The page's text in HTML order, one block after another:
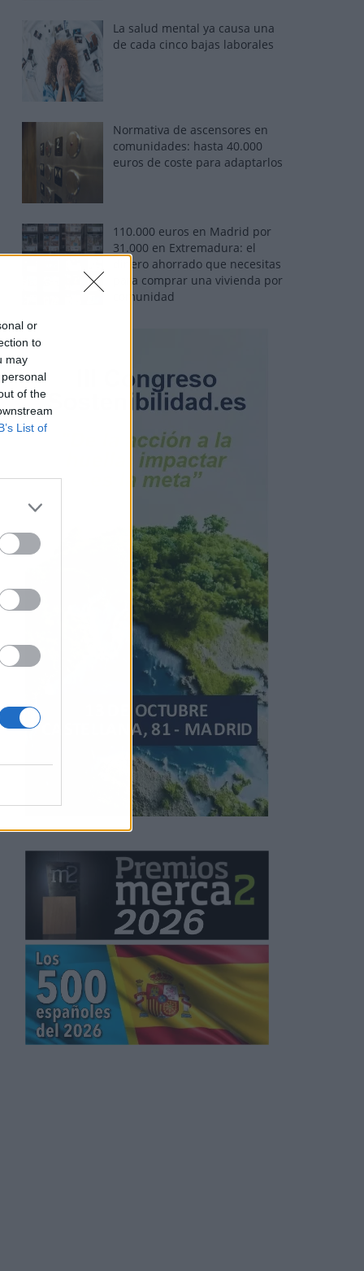
or
to
may
of the
List of
La salud mental ya causa una
de cada cinco bajas laborales
Normativa de ascensores en
comunidades: hasta 40.000
euros de coste para adaptarlos
110.000 euros en Madrid por
31.000 en Extremadura: el
dinero ahorrado que necesitas
para comprar una vivienda por
comunidad